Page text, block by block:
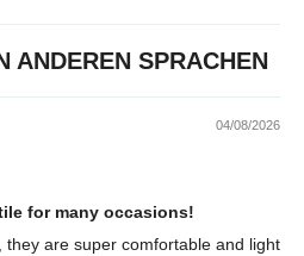
ANDEREN SPRACHEN
04/08/2026
for many occasions!
they are super comfortable and light